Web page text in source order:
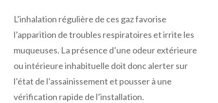
L’inhalation régulière de ces gaz favorise
l’apparition de troubles respiratoires et irrite les
muqueuses. La présence d’une odeur extérieure
ou intérieure inhabituelle doit donc alerter sur
l’état de l’assainissement et pousser à une
vérification rapide de l’installation.